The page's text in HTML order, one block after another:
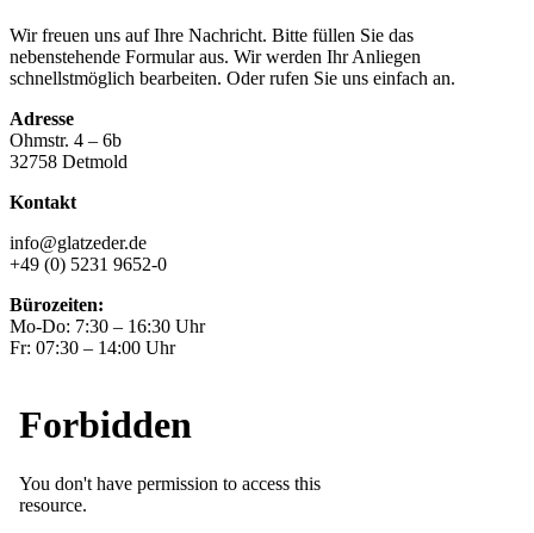
Wir freuen uns auf Ihre Nachricht. Bitte füllen Sie das
nebenstehende Formular aus. Wir werden Ihr Anliegen
schnellstmöglich bearbeiten. Oder rufen Sie uns einfach an.
Adresse
Ohmstr. 4 – 6b
32758 Detmold
Kontakt
info@glatzeder.de
+49 (0) 5231 9652-0
Bürozeiten:
Mo-Do: 7:30 – 16:30 Uhr
Fr: 07:30 – 14:00 Uhr